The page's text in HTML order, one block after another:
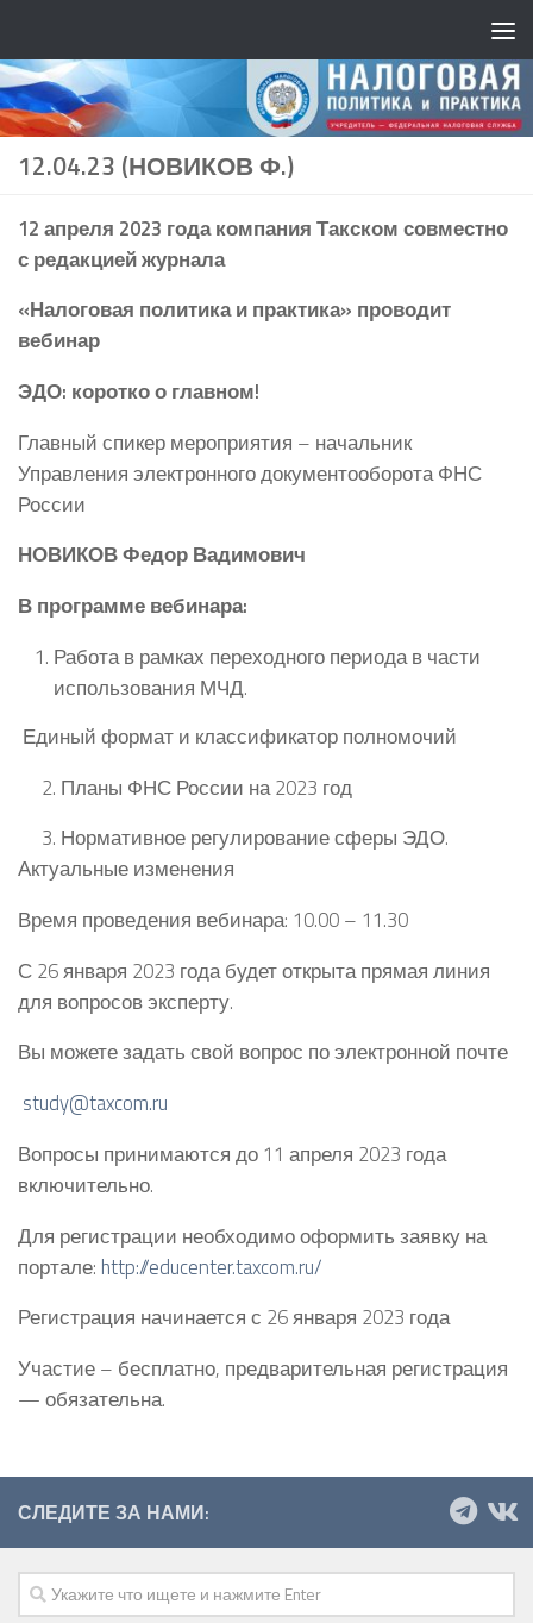
12.04.23 (НОВИКОВ Ф.)
12 апреля 2023 года компания Такском совместно
с редакцией журнала
«Налоговая политика и практика» проводит
вебинар
ЭДО: коротко о главном!
Главный спикер мероприятия – начальник
Управления электронного документооборота ФНС
России
НОВИКОВФедор Вадимович
В программе вебинара:
Работа в рамках переходного периода в части
использования МЧД.
Единый формат и классификатор полномочий
2. Планы ФНС России на 2023 год
3. Нормативное регулирование сферы ЭДО.
Актуальные изменения
Время проведения вебинара: 10.00 – 11.30
С 26 января 2023 года будет открыта прямая линия
для вопросов эксперту.
Вы можете задать свой вопрос по электронной почте
study@taxcom.ru
Вопросы принимаются до 11 апреля 2023 года
включительно.
Для регистрации необходимо оформить заявку на
портале: http://educenter.taxcom.ru/
Регистрация начинается с 26 января 2023 года
Участие – бесплатно, предварительная регистрация
— обязательна.
СЛЕДИТЕ ЗА НАМИ: